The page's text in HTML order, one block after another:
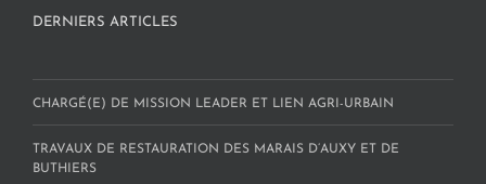
DERNIERS ARTICLES
CHARGÉ(E) DE MISSION LEADER ET LIEN AGRI-URBAIN
TRAVAUX DE RESTAURATION DES MARAIS D’AUXY ET DE
BUTHIERS